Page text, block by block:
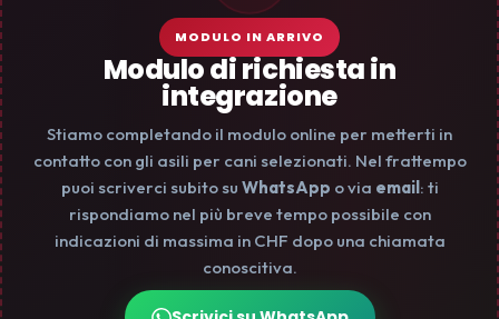
MODULO IN ARRIVO
Modulo di richiesta in
integrazione
Stiamo completando il modulo online per metterti in
contatto con gli asili per cani selezionati. Nel frattempo
puoi scriverci subito su WhatsApp o via email: ti
rispondiamo nel più breve tempo possibile con
indicazioni di massima in CHF dopo una chiamata
conoscitiva.